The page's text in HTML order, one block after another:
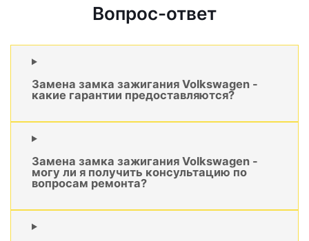
Вопрос-ответ
Замена замка зажигания Volkswagen -
какие гарантии предоставляются?
Замена замка зажигания Volkswagen -
могу ли я получить консультацию по
вопросам ремонта?